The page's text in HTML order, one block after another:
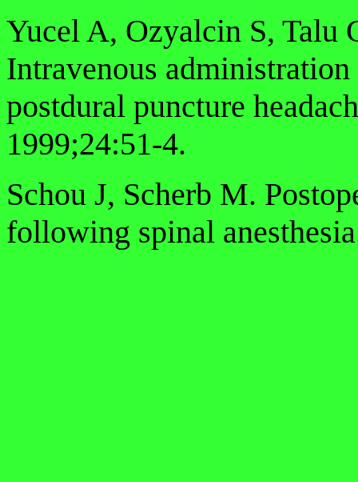
Yucel A, Ozyalcin S, Talu
Intravenous
postdural puncture
1999;24:51-4.
Schou J, Scherb M.
following spinal